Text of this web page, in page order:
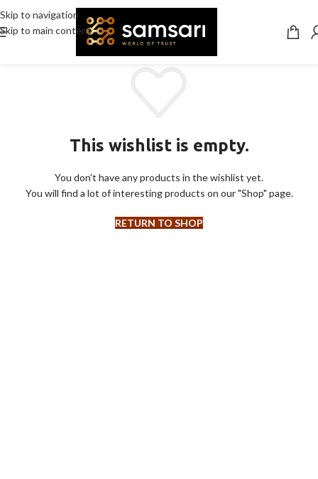
Skip to navigation
Skip to main content
This wishlist is empty.
You don't have any products in the wishlist yet.
You will find a lot of interesting products on our "Shop" page.
RETURN TO SHOP